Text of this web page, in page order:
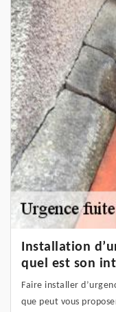
Installation
quel est son
Faire installer
que peut vous